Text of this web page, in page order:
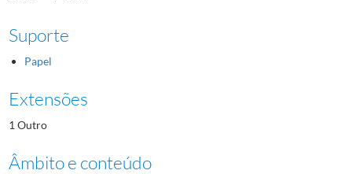
Suporte
Papel
Extensões
1 Outro
Âmbito e conteúdo